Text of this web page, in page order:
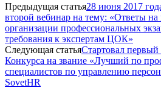
Предыдущая статья28 июня 2017
второй вебинар на тему: «Ответы
организации профессиональных
требования к экспертам ЦОК»
Следующая статьяСтартовал первый
Конкурса на звание «Лучший по
специалистов по управлению
SovetHR